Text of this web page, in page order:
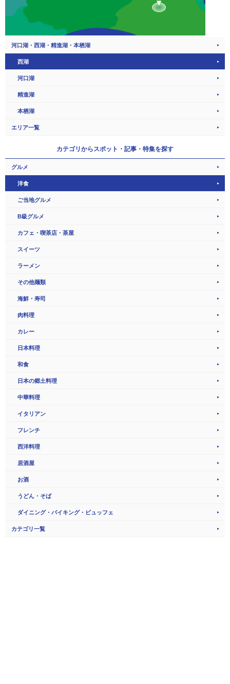
河口湖・西湖・精進湖・本栖湖
西湖
河口湖
精進湖
本栖湖
エリア一覧
カテゴリからスポット・記事・特集を探す
グルメ
洋食
ご当地グルメ
B級グルメ
カフェ・喫茶店・茶屋
スイーツ
ラーメン
その他麺類
海鮮・寿司
肉料理
カレー
日本料理
和食
日本の郷土料理
中華料理
イタリアン
フレンチ
西洋料理
居酒屋
お酒
うどん・そば
ダイニング・バイキング・ビュッフェ
カテゴリ一覧